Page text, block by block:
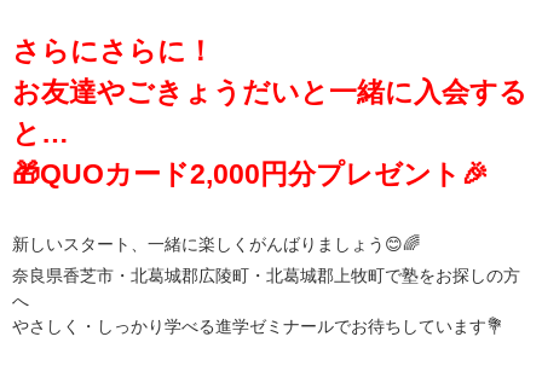
さらにさらに！
お友達やごきょうだいと一緒に入会する
と…
🎁QUOカード2,000円分プレゼント🎉
新しいスタート、一緒に楽しくがんばりましょう😊🌈
奈良県香芝市・北葛城郡広陵町・北葛城郡上牧町で塾をお探しの方
へ
やさしく・しっかり学べる進学ゼミナールでお待ちしています💐